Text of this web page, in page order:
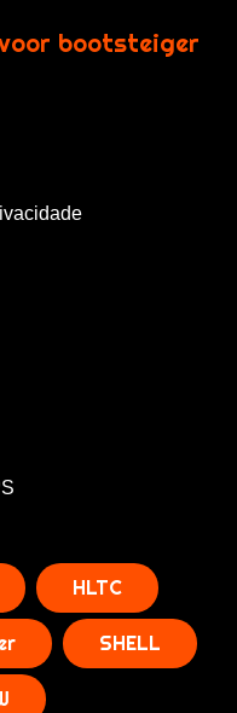
bootsteiger
HLTC
SHELL